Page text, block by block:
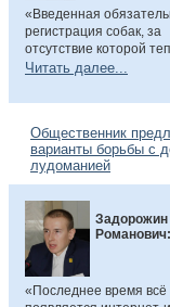
«Введенная
регистрация собак, за
отсутствие которой
предусмотрен штраф.
учет домашних
владельцев. Особенно
что регистрация
владельцам нужно лишь
оплатить чип или
правила помогут
контроль за
прозрачным и
сказал общественник.
Читать далее...
Общественник
варианты борьбы с
лудоманией
Романович:
«Последнее время